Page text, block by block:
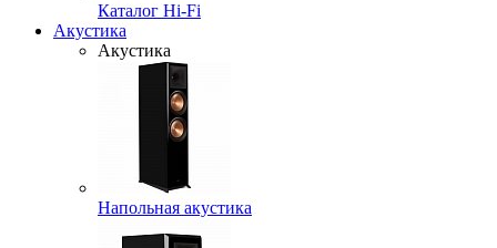
Каталог Hi-Fi
Акустика
Акустика
Напольная акустика